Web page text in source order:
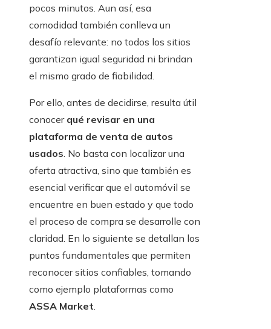
pocos minutos. Aun así, esa
comodidad también conlleva un
desafío relevante: no todos los sitios
garantizan igual seguridad ni brindan
el mismo grado de fiabilidad.
Por ello, antes de decidirse, resulta útil
conocer qué revisar en una
plataforma de venta de autos
usados. No basta con localizar una
oferta atractiva, sino que también es
esencial verificar que el automóvil se
encuentre en buen estado y que todo
el proceso de compra se desarrolle con
claridad. En lo siguiente se detallan los
puntos fundamentales que permiten
reconocer sitios confiables, tomando
como ejemplo plataformas como
ASSA Market.